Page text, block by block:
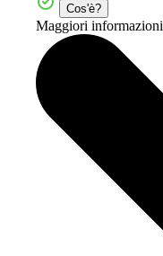
Cos'è?
Maggiori informazioni